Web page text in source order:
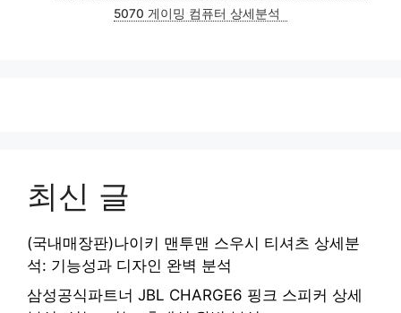
5070 게이밍 컴퓨터 상세분석
최신 글
(국내매장판)나이키 맨투맨 스우시 티셔츠 상세분
석: 기능성과 디자인 완벽 분석
삼성공식파트너 JBL CHARGE6 핑크 스피커 상세